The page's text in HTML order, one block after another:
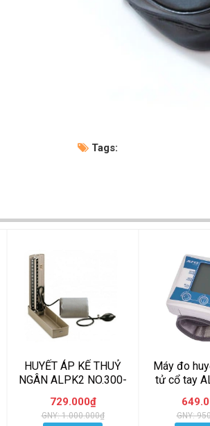
Tags:
HUYẾT ÁP KẾ THUỶ
NGÂN ALPK2 NO.300-
729.000₫
GNY: 1.000.000₫
Máy đo
tử cổ tay
051.
GNY: